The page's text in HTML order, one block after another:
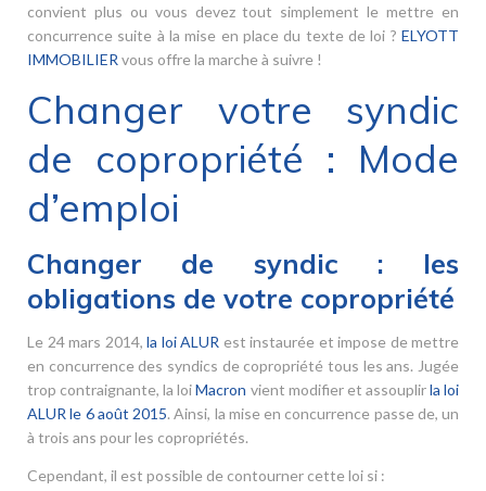
convient plus ou vous devez tout simplement le mettre en
concurrence suite à la mise en place du texte de loi ? ELYOTT
IMMOBILIER vous offre la marche à suivre !
Changer votre syndic
de copropriété : Mode
d’emploi
Changer de syndic : les
obligations de votre copropriété
Le 24 mars 2014, la loi ALUR est instaurée et impose de mettre
en concurrence des syndics de copropriété tous les ans. Jugée
trop contraignante, la loiMacron vient modifier et assouplirla loi
ALUR le 6 août 2015. Ainsi, la mise en concurrence passe de, un
à trois ans pour les copropriétés.
Cependant, il est possible de contourner cette loi si :